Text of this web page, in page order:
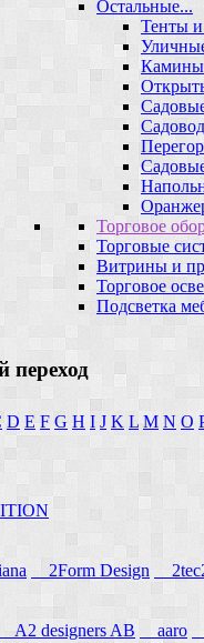
Остальные...
Тенты
Камины
Торговое
Торговые
Витрины и
Торговое
Подсветка
переход
D E F G H I J K L M N O
2Form Design
A2 designers AB aaro